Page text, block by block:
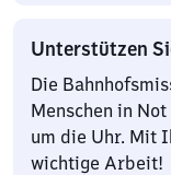
Unterstützen
Die
Menschen in
um die Uhr. Mit
wichtige Arbeit!